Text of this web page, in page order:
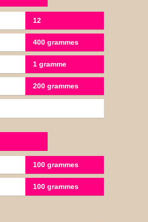
12
400 grammes
1 gramme
200 grammes
100 grammes
100 grammes